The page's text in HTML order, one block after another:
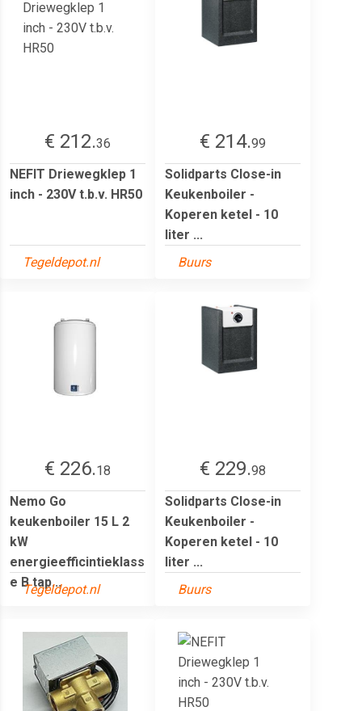
€ 212.36
NEFIT Driewegklep 1
inch - 230V t.b.v. HR50
Tegeldepot.nl
€ 214.99
Solidparts Close-in
Keukenboiler -
Koperen ketel - 10
liter ...
Buurs
€ 226.18
Nemo Go
keukenboiler 15 L 2
kW
energieefficintieklass
e B tap...
Tegeldepot.nl
€ 229.98
Solidparts Close-in
Keukenboiler -
Koperen ketel - 10
liter ...
Buurs